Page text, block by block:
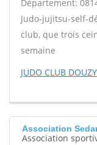
Département:
Judo-jujitsu-self-
club, que trois
semaine
JUDO CLUB DOUZY
Association
Association